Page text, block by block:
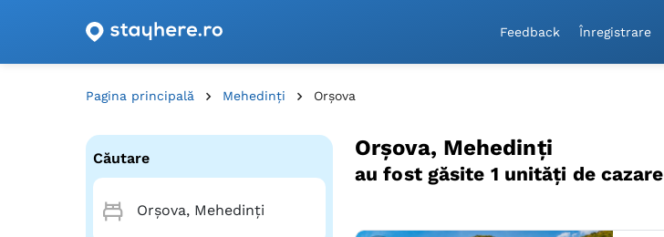
Feedback
Înregistrare
Pagina principală Mehedinți Orşova
Căutare Orşova, Mehedinți
au fost găsite 1 unităţi de cazare